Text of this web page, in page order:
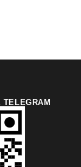
TELEGRAM